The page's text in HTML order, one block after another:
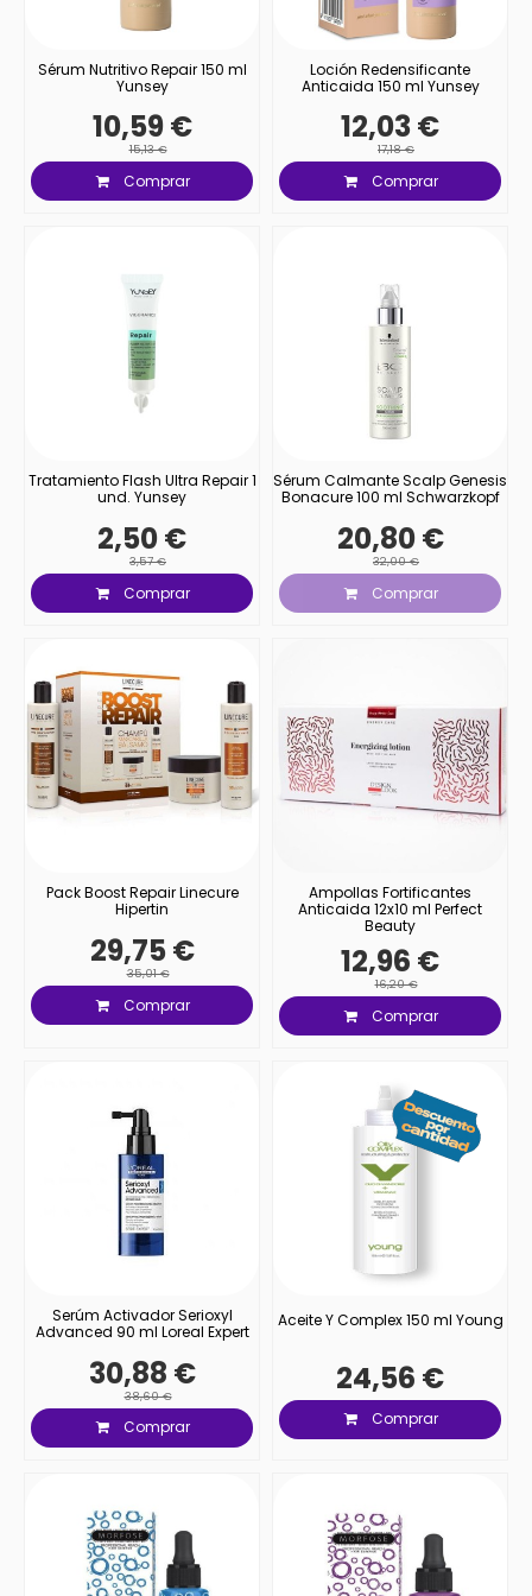
Sérum Nutritivo Repair 150 ml
Yunsey
10,59 €
15,13 €
Comprar
Loción Redensificante
Anticaida 150 ml Yunsey
12,03 €
17,18 €
Comprar
Tratamiento Flash Ultra Repair 1
und. Yunsey
2,50 €
3,57 €
Comprar
Sérum Calmante Scalp Genesis
Bonacure 100 ml Schwarzkopf
20,80 €
32,00 €
Comprar
Pack Boost Repair Linecure
Hipertin
29,75 €
35,01 €
Comprar
Ampollas Fortificantes
Anticaida 12x10 ml Perfect
Beauty
12,96 €
16,20 €
Comprar
Serúm Activador Serioxyl
Advanced 90 ml Loreal Expert
30,88 €
38,60 €
Comprar
Aceite Y Complex 150 ml Young
24,56 €
Comprar